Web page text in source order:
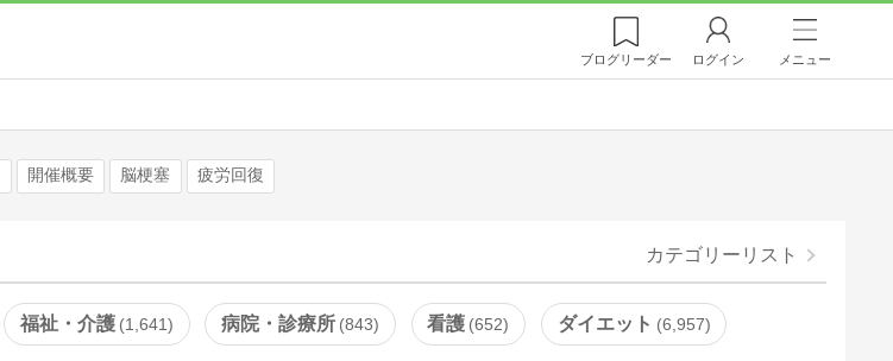
ブログリーダー ログイン メニュー
開催概要 脳梗塞 疲労回復
カテゴリーリスト
福祉・介護 1,641 病院・診療所 843 看護 652 ダイエット 6,957